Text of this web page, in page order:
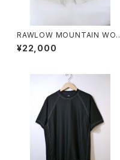
RAWLOW MOUNTAIN WOR
KS / HIKER GURKHA PANTS
¥22,000